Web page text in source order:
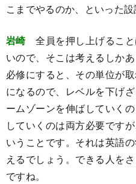
こまでやるのか、といった設
岩崎全員を押し上げること
いので、そこは考えるしか
必修にすると、その単位が
になるので、レベルを下げ
ームゾーンを伸ばしていく
していくのは両方必要です
いうことです。それは英語
えるでしょう。できる人を
ですね。